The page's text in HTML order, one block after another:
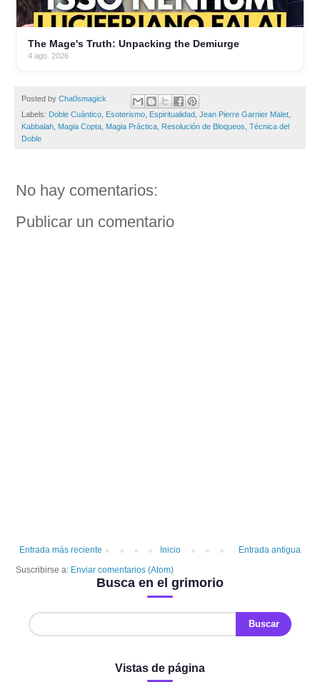
The Mage's Truth: Unpacking the Demiurge
4 ago. 2026
Posted by Cha0smagick
Labels: Doble Cuántico Esoterismo Espiritualidad Jean Pierre Garnier Malet
Kabbalah Magia Copta Magia Práctica Resolución de Bloqueos Técnica del
Doble
No hay comentarios:
Publicar un comentario
Entrada más reciente Entrada antigua
Inicio
Suscribirse a: Enviar comentarios (Atom)
Busca en el grimorio
Vistas de página